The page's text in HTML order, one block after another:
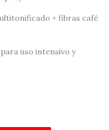
+ fibras café
uso intensivo y